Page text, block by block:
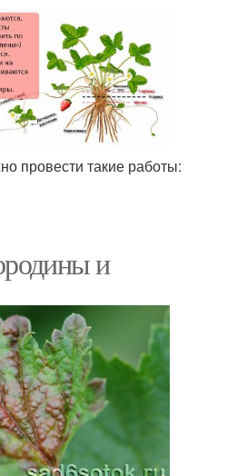
провести такие работы:
и